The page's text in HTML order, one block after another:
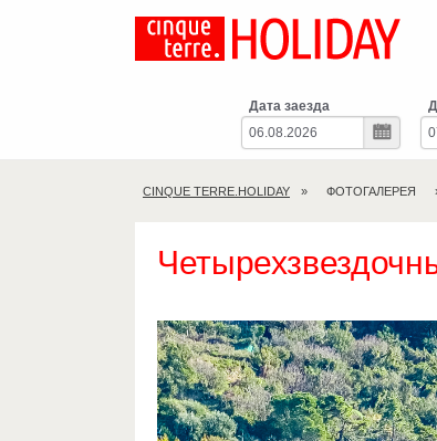
Дата заезда
CINQUE TERRE.HOLIDAY ФОТОГАЛЕРЕЯ